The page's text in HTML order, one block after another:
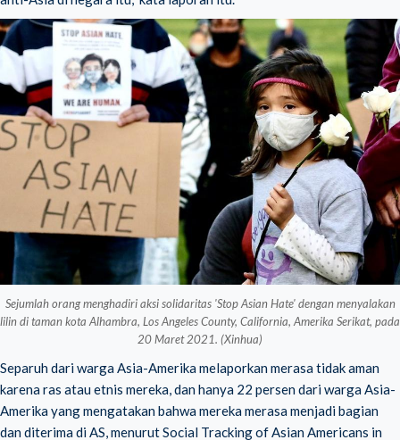
Sejumlah orang menghadiri aksi solidaritas 'Stop Asian Hate' dengan menyalakan
lilin di taman kota Alhambra, Los Angeles County, California, Amerika Serikat, pada
20 Maret 2021. (Xinhua)
Separuh dari warga Asia-Amerika melaporkan merasa tidak aman
karena ras atau etnis mereka, dan hanya 22 persen dari warga Asia-
Amerika yang mengatakan bahwa mereka merasa menjadi bagian
dan diterima di AS, menurut Social Tracking of Asian Americans in